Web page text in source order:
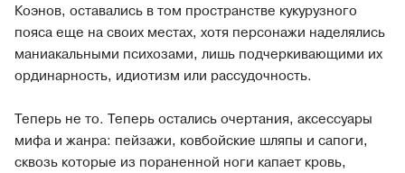
Коэнов, оставались в том пространстве кукурузного
пояса еще на своих местах, хотя персонажи наделялись
маниакальными психозами, лишь подчеркивающими их
ординарность, идиотизм или рассудочность.
Теперь не то. Теперь остались очертания, аксессуары
мифа и жанра: пейзажи, ковбойские шляпы и сапоги,
сквозь которые из пораненной ноги капает кровь,